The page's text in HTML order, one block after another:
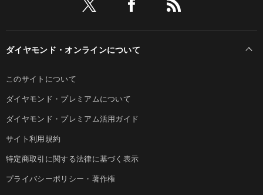
ダイヤモンド・オンラインについて
このサイトについて
ダイヤモンド・プレミアムについて
ダイヤモンド・プレミアム活用ガイド
サイト利用規約
特定商取引に関する法律に基づく表示
プライバシーポリシー・著作権